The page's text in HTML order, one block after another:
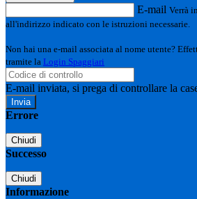
E-mail Verrà
all'indirizzo indicato con le istruzioni necessarie.
Non hai una e-mail associata al nome utente?
tramite la Login Spaggiari
E-mail inviata, si prega di controllare la
Errore
Chiudi
Successo
Chiudi
Informazione